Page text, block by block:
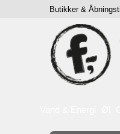
Butikker &